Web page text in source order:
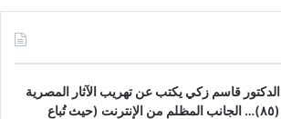
الدكتور قاسم زكي يكتب عن تهريب الآثار المصرية
(٨٥)… الجانب المظلم من الإنترنت (حيث تُباع